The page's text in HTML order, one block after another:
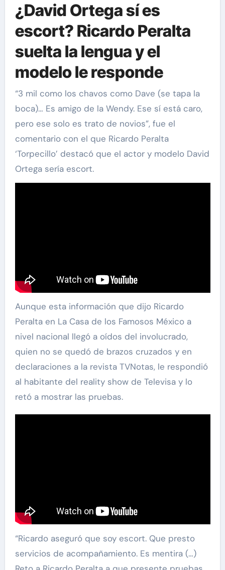
¿David Ortega sí es
escort? Ricardo Peralta
suelta la lengua y el
modelo le responde
“3 mil como los chavos como Dave (se tapa la
boca)… Es amigo de la Wendy. Ese sí está caro,
pero ese solo es trato de novios”, fue el
comentario con el que Ricardo Peralta
‘Torpecillo’ destacó que el actor y modelo David
Ortega sería escort.
Aunque esta información que dijo Ricardo
Peralta en La Casa de los Famosos México a
nivel nacional llegó a oídos del involucrado,
quien no se quedó de brazos cruzados y en
declaraciones a la revista TVNotas, le respondió
al habitante del reality show de Televisa y lo
retó a mostrar las pruebas.
“Ricardo aseguró que soy escort. Que presto
servicios de acompañamiento. Es mentira (…)